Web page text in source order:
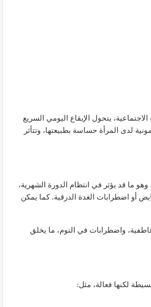
يتحول الإيقاع اليومي السريع
لدى المرأة حساسة بطبيعتها، وتتأثر
ما قد يؤثر في انتظام الدورة الشهرية،
أو اضطرابات الغدة الدرقية. كما يمكن
واضطرابات في النوم، ما يخلق
لكنها فعالة، مثل: